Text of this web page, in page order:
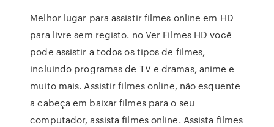
Melhor lugar para assistir filmes online em HD
para livre sem registo. no Ver Filmes HD você
pode assistir a todos os tipos de filmes,
incluindo programas de TV e dramas, anime e
muito mais. Assistir filmes online, não esquente
a cabeça em baixar filmes para o seu
computador, assista filmes online. Assista filmes